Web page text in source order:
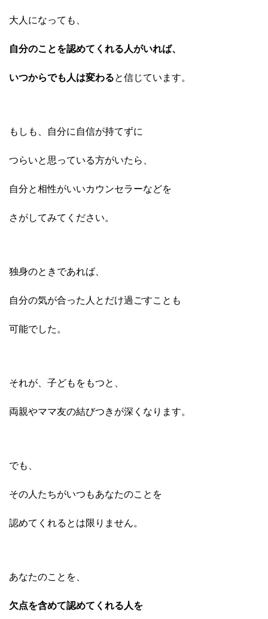
大人になっても、
自分のことを認めてくれる人がいれば、
いつからでも人は変わると信じています。
もしも、自分に自信が持てずに
つらいと思っている方がいたら、
自分と相性がいいカウンセラーなどを
さがしてみてください。
独身のときであれば、
自分の気が合った人とだけ過ごすことも
可能でした。
それが、子どもをもつと、
両親やママ友の結びつきが深くなります。
でも、
その人たちがいつもあなたのことを
認めてくれるとは限りません。
あなたのことを、
欠点を含めて認めてくれる人を